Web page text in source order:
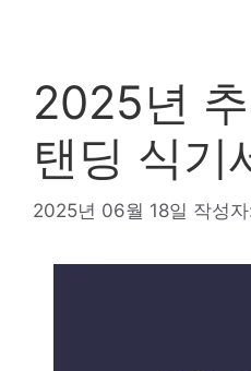
2025년
탠딩 식기
2025년 06월 18일 작성